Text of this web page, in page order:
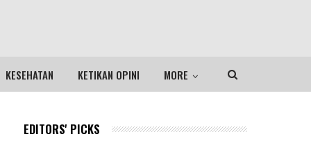
KESEHATAN KETIKAN OPINI MORE
EDITORS' PICKS